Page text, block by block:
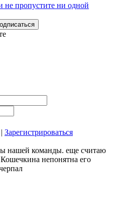
не пропустите ни одной
| Зарегистрироваться
нашей команды. еще считаю
непонятна его